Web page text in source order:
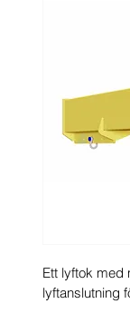
Ett lyftok med
lyftanslutning